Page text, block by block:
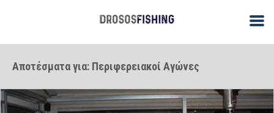
Αποτέσματα για: Περιφερειακοί Αγώνες